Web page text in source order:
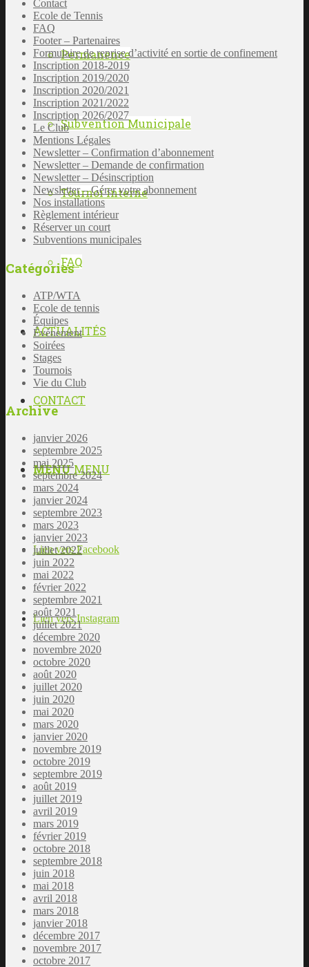
Permanence
Subvention Municipale
Tournoi interne
FAQ
ACTUALITÉS
CONTACT
MENU MENU
Lien vers Facebook
Lien vers Instagram
Contact
Ecole de Tennis
FAQ
Footer – Partenaires
Formulaire de reprise d’activité en sortie de confinement
Inscription 2018-2019
Inscription 2019/2020
Inscription 2020/2021
Inscription 2021/2022
Inscription 2026/2027
Le Club
Mentions Légales
Newsletter – Confirmation d’abonnement
Newsletter – Demande de confirmation
Newsletter – Désinscription
Newsletter – Gérer votre abonnement
Nos installations
Règlement intérieur
Réserver un court
Subventions municipales
Catégories
ATP/WTA
Ecole de tennis
Équipes
Événement
Soirées
Stages
Tournois
Vie du Club
Archive
janvier 2026
septembre 2025
mai 2025
septembre 2024
mars 2024
janvier 2024
septembre 2023
mars 2023
janvier 2023
juillet 2022
juin 2022
mai 2022
février 2022
septembre 2021
août 2021
juillet 2021
décembre 2020
novembre 2020
octobre 2020
août 2020
juillet 2020
juin 2020
mai 2020
mars 2020
janvier 2020
novembre 2019
octobre 2019
septembre 2019
août 2019
juillet 2019
avril 2019
mars 2019
février 2019
octobre 2018
septembre 2018
juin 2018
mai 2018
avril 2018
mars 2018
janvier 2018
décembre 2017
novembre 2017
octobre 2017